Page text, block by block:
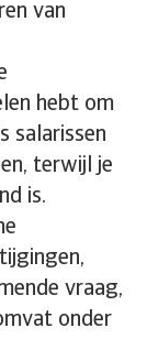
van
hebt om
salarissen
terwijl je
is.
vraag,
onder